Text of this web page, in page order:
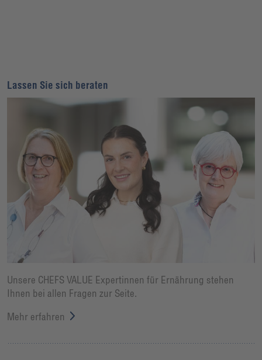
Lassen Sie sich beraten
Unsere CHEFS VALUE Expertinnen für Ernährung stehen
Ihnen bei allen Fragen zur Seite.
Mehr erfahren